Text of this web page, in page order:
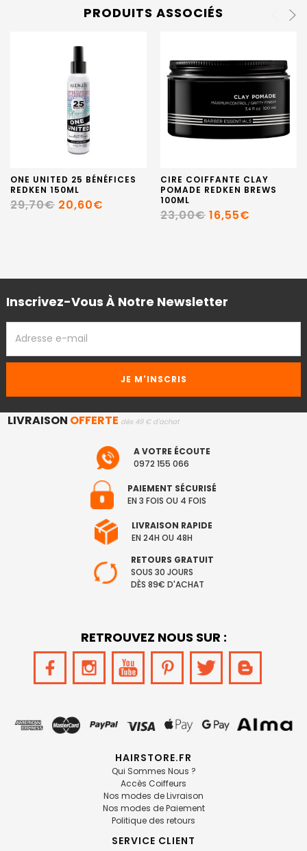
PRODUITS ASSOCIÉS
ONE UNITED 25 BÉNÉFICES
REDKEN 150ML
29,70€ 20,60€
CIRE COIFFANTE CLAY
POMADE REDKEN BREWS
100ML
23,00€ 16,55€
Inscrivez-Vous À Notre Newsletter
EMAIL
LIVRAISON OFFERTE dès 49 € d'achat
A VOTRE ÉCOUTE
0972 155 066
PAIEMENT SÉCURISÉ
EN 3 FOIS OU 4 FOIS
LIVRAISON RAPIDE
EN 24H OU 48H
RETOURS GRATUIT
SOUS 30 JOURS
DÈS 89€ D'ACHAT
RETROUVEZ NOUS SUR :
HAIRSTORE.FR
Qui Sommes Nous ?
Accès Coiffeurs
Nos modes de Livraison
Nos modes de Paiement
Politique des retours
SERVICE CLIENT